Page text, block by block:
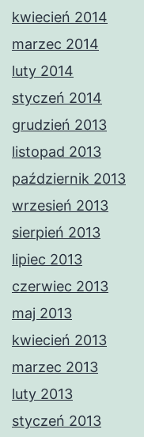
kwiecień 2014
marzec 2014
luty 2014
styczeń 2014
grudzień 2013
listopad 2013
październik 2013
wrzesień 2013
sierpień 2013
lipiec 2013
czerwiec 2013
maj 2013
kwiecień 2013
marzec 2013
luty 2013
styczeń 2013